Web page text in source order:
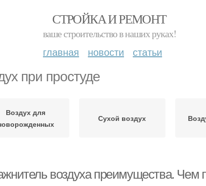
СТРОЙКА И РЕМОНТ
ваше строительство в наших руках!
главная новости статьи
при простуде
Воздух для
Сухой воздух
воздуха преимущества. Чем